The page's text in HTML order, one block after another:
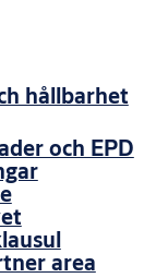
hållbarhet
och EPD
area